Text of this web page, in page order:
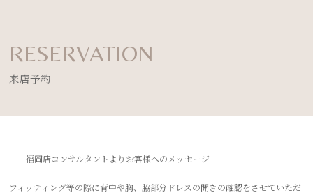
RESERVATION
来店予約
― 福岡店コンサルタントよりお客様へのメッセージ ―
フィッティング等の際に背中や胸、脇部分ドレスの開きの確認をさせていただ